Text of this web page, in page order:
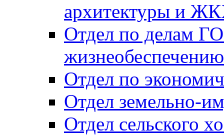
архитектуры и
Отдел по делам
Отдел по
Отдел земельно-
Отдел сельского